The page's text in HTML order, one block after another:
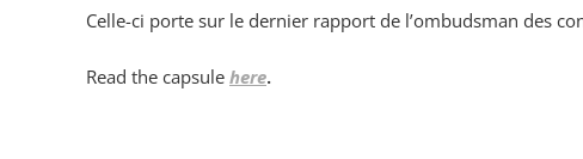
Celle-ci porte sur le dernier rapport de l’ombudsman des
Read the capsule here.